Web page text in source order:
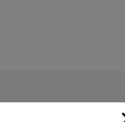
a new window